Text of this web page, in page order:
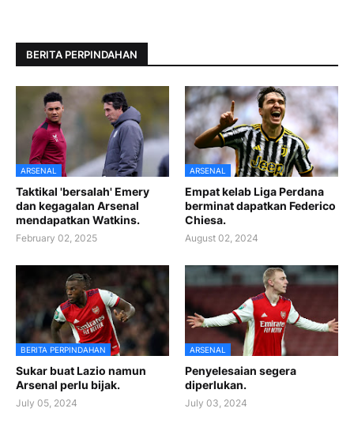
BERITA PERPINDAHAN
ARSENAL
Taktikal 'bersalah' Emery
dan kegagalan Arsenal
mendapatkan Watkins.
February 02, 2025
ARSENAL
Empat kelab Liga Perdana
berminat dapatkan Federico
Chiesa.
August 02, 2024
BERITA PERPINDAHAN
Sukar buat Lazio namun
Arsenal perlu bijak.
July 05, 2024
ARSENAL
Penyelesaian segera
diperlukan.
July 03, 2024